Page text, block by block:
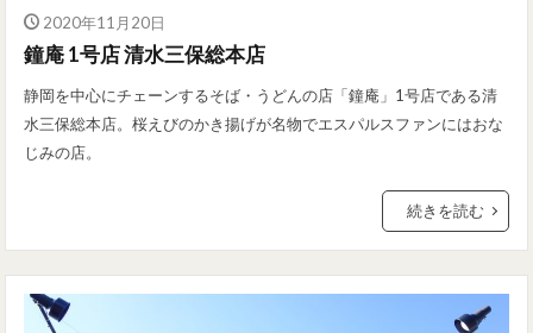
2020年11月20日
鐘庵 1号店 清水三保総本店
静岡を中心にチェーンするそば・うどんの店「鐘庵」1号店である清
水三保総本店。桜えびのかき揚げが名物でエスパルスファンにはおな
じみの店。
続きを読む